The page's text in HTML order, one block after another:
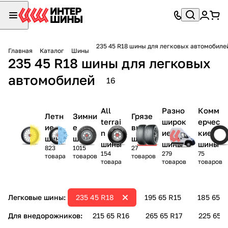
Главная Каталог Шины
235 45 R18 шины для легковых
235 45 R18 шины для легковых
автомобилей
16
Летн
ие
шины
823
товара
Зимни
е
шины
1015
товаров
All
terrai
n
шины
154
товара
Грязе
вые
шины
27
товаров
Разно
широк
ие
шины
279
товаров
Комм
ерчес
кие
шины
75
товаров
Легковые шины: 195 65 R15 185 65
235 45 R18
Для внедорожников: 215 65 R16 265 65 R17 225 65